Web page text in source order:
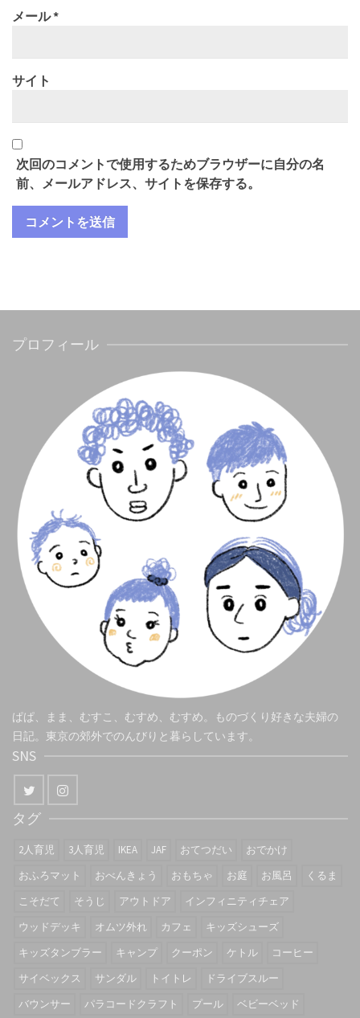
メール*
サイト
次回のコメントで使用するためブラウザーに自分の名
前、メールアドレス、サイトを保存する。
プロフィール
ぱぱ、まま、むすこ、むすめ、むすめ。ものづくり好きな夫婦の
日記。東京の郊外でのんびりと暮らしています。
SNS
タグ
2人育児 3人育児 IKEA JAF おてつだい
おでかけ
おふろマット
おべんきょう おもちゃ お庭 お風呂
くるま
こそだて
そうじ アウトドア
インフィニティチェア
ウッドデッキ
オムツ外れ カフェ
キッズシューズ
キッズタンブラー
キャンプ クーポン ケトル
コーヒー
サイベックス
サンダル トイトレ
ドライブスルー
バウンサー
パラコードクラフト プール ベビーベッド